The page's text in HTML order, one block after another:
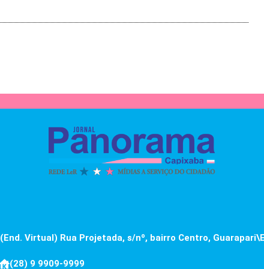
(End. Virtual) Rua Projetada, s/nº, bairro Centro,
(28) 9 9909-9999